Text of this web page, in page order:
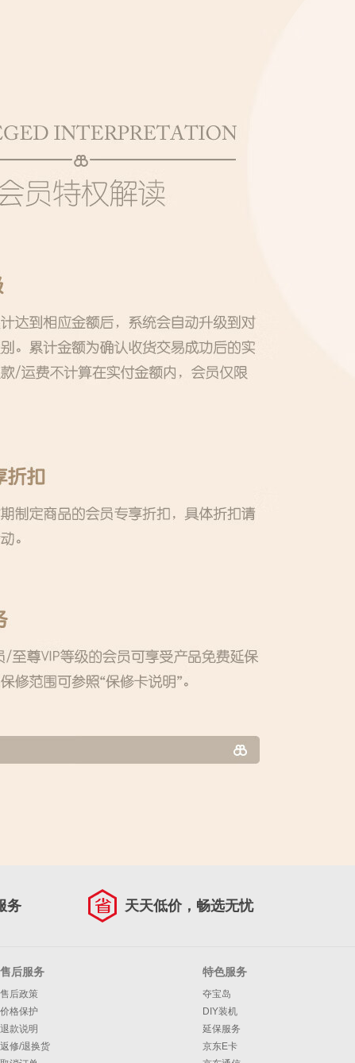
务 天天低价，畅选无忧
售后服务
售后政策
价格保护
退款说明
返修/退换货
特色服务
夺宝岛
DIY装机
延保服务
京东E卡